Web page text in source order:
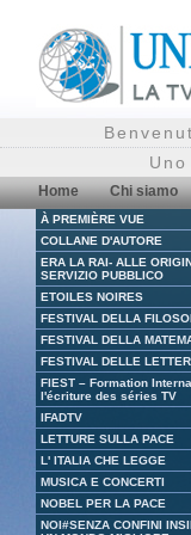
Home Chi siamo
À PREMIÈRE VUE
COLLANE D'AUTORE
ERA LA RAI- ALLE
SERVIZIO PUBBLICO
ETOILES NOIRES
FESTIVAL DELLA
FESTIVAL DELLA
FESTIVAL DELLE
FIEST – Formation
l'écriture des séries TV
IFADTV
LETTURE SULLA PACE
L' ITALIA CHE LEGGE
MUSICA E CONCERTI
NOBEL PER LA PACE
NOI#SENZA CONFINI